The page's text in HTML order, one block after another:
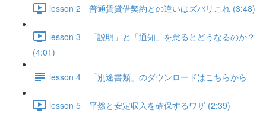
lesson 2 普通賃貸借契約との違いはズバリこれ (3:48)
lesson 3 「説明」と「通知」を怠るとどうなるのか？
(4:01)
lesson 4 「別途書類」のダウンロードはこちらから
lesson 5 平然と安定収入を確保するワザ (2:39)